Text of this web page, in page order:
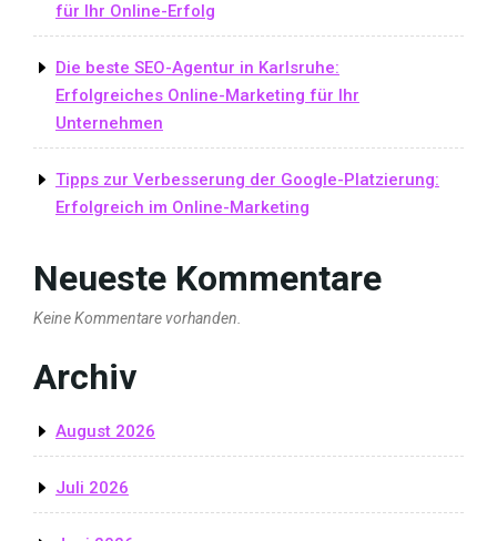
für Ihr Online-Erfolg
Die beste SEO-Agentur in Karlsruhe:
Erfolgreiches Online-Marketing für Ihr
Unternehmen
Tipps zur Verbesserung der Google-Platzierung:
Erfolgreich im Online-Marketing
Neueste Kommentare
Keine Kommentare vorhanden.
Archiv
August 2026
Juli 2026